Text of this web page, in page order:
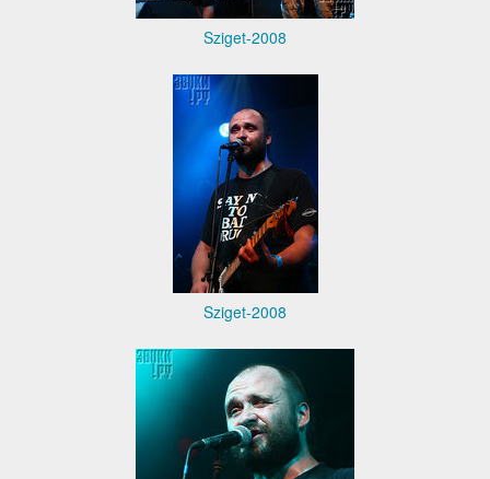
Sziget-2008
Sziget-2008